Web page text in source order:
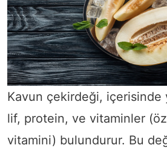
Kavun çekirdeği, içerisinde
lif, protein, ve vitaminler
vitamini) bulundurur. Bu